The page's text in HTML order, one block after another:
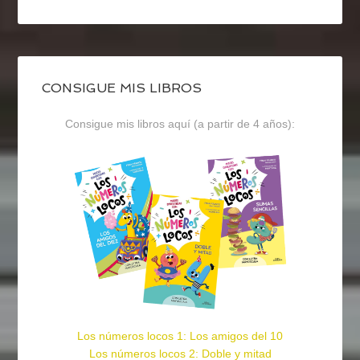
CONSIGUE MIS LIBROS
Consigue mis libros aquí (a partir de 4 años):
Los números locos 1: Los amigos del 10
Los números locos 2: Doble y mitad